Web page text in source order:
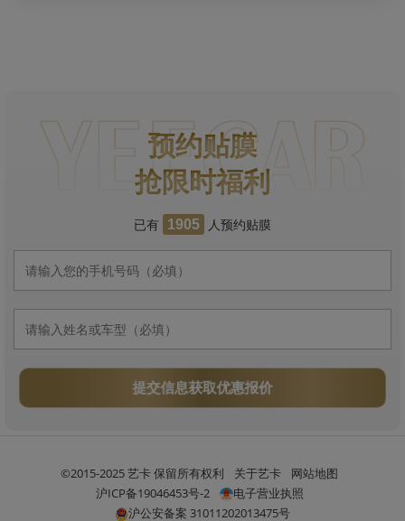
预约贴膜
抢限时福利
已有 1905 人预约贴膜
提交信息获取优惠报价
©2015-2025 艺卡 保留所有权利 关于艺卡
网站地图
沪ICP备19046453号-2
电子营业执照
沪公安备案 31011202013475号